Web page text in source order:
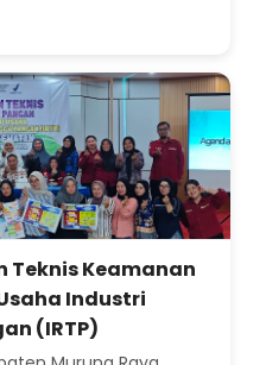
Keamanan
Industri
(IRTP)